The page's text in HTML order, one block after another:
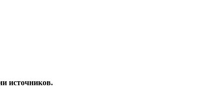
источников.